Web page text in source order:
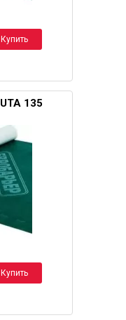
Купить
135
Купить